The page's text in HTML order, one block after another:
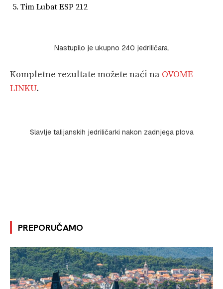
Tim Lubat ESP 212
Nastupilo je ukupno 240 jedriličara.
Kompletne rezultate možete naći na OVOME
LINKU.
Slavlje talijanskih jedriličarki nakon zadnjega plova
PREPORUČAMO